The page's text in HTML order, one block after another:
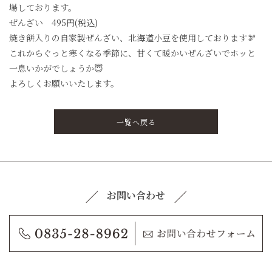
場しております。
ぜんざい 495円(税込)
焼き餅入りの自家製ぜんざい、北海道小豆を使用しております🫘
これからぐっと寒くなる季節に、甘くて暖かいぜんざいでホッと
一息いかがでしょうか😇
よろしくお願いいたします。
一覧へ戻る
お問い合わせ